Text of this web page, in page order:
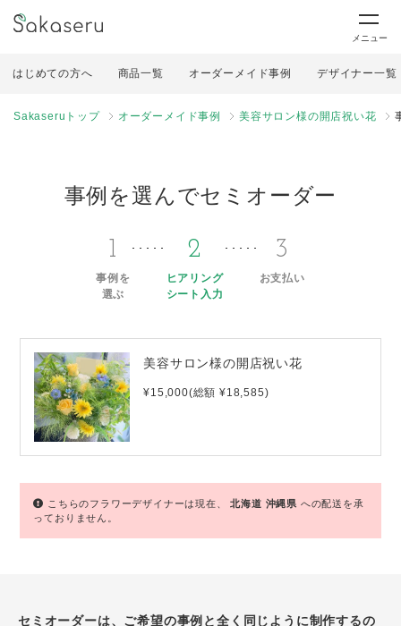
メニュー
はじめての方へ 商品一覧 オーダーメイド事例 デザイナー一覧
Sakaseruトップ オーダーメイド事例 美容サロン様の開店祝い花
事例を選んでセミオーダー
1
事例を
選ぶ
2
ヒアリング
シート入力
3
お支払い
美容サロン様の開店祝い花
¥15,000(総額 ¥18,585)
こちらのフラワーデザイナーは現在、北海道 沖縄県 への配送を承
っておりません。
セミオーダーは、ご希望の事例と全く同じように制作するの